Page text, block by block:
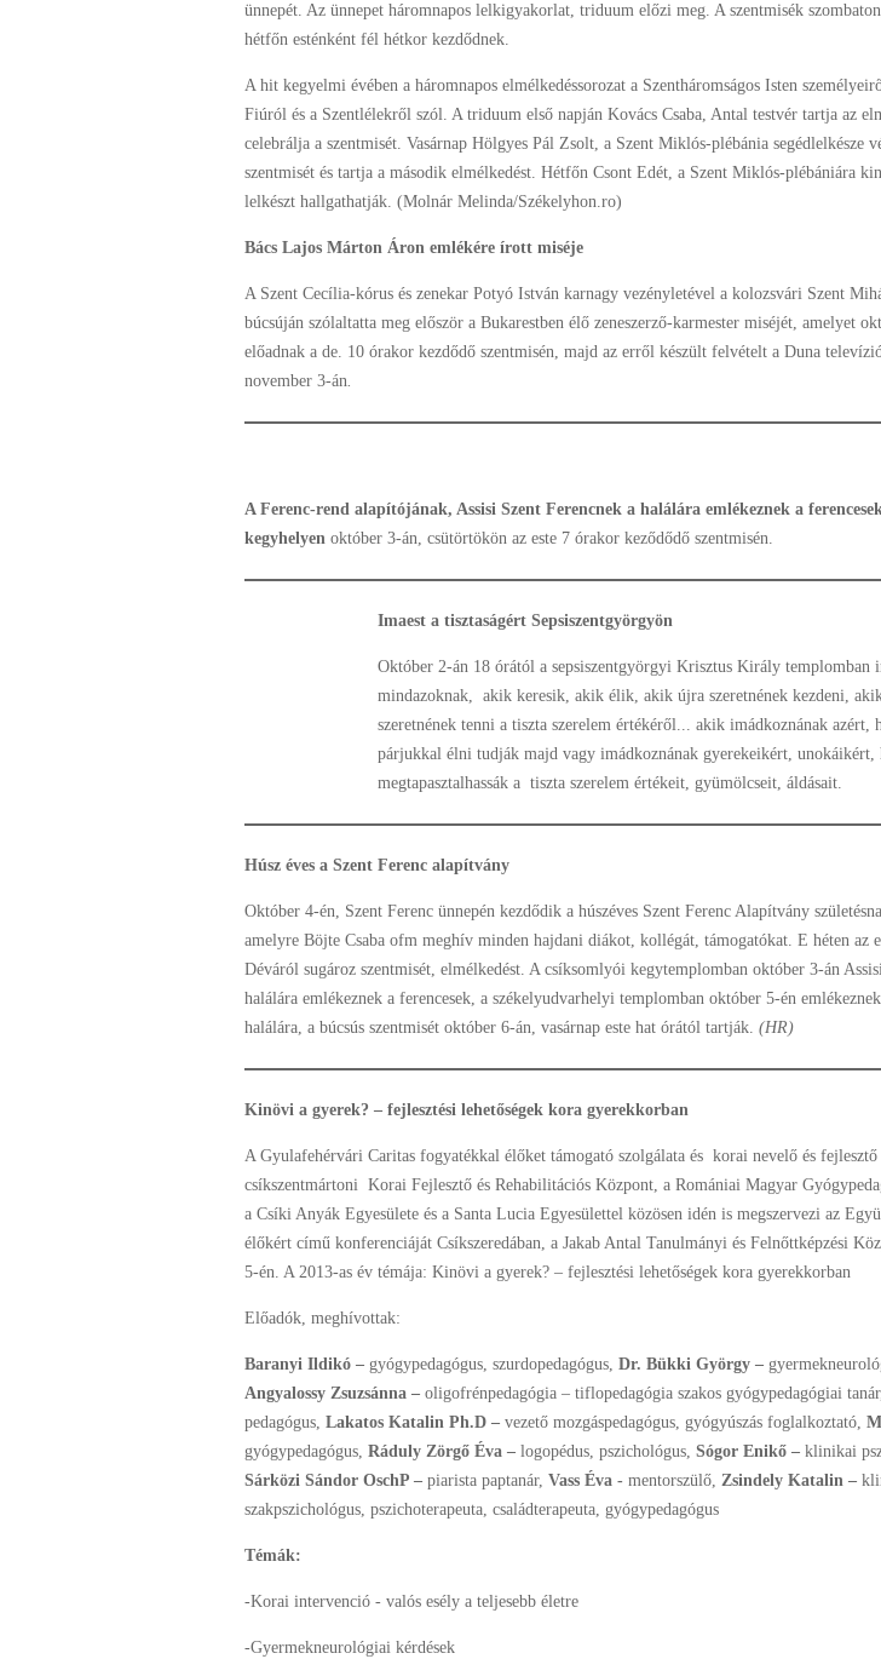
ünnepét. Az ünnepet háromnapos lelkigyakorlat, triduum előzi meg. A szentmisék
hétfőn esténként fél hétkor kezdődnek.
A hit kegyelmi évében a háromnapos elmélkedéssorozat a Szentháromságos Isten
Fiúról és a Szentlélekről szól. A triduum első napján Kovács Csaba, Antal testvér tartja az
celebrálja a szentmisét. Vasárnap Hölgyes Pál Zsolt, a Szent Miklós-plébánia segédlelkésze
szentmisét és tartja a második elmélkedést. Hétfőn Csont Edét, a Szent Miklós-plébániára
lelkészt hallgathatják. (Molnár Melinda/Székelyhon.ro)
Bács Lajos Márton Áron emlékére írott miséje
A Szent Cecília-kórus és zenekar Potyó István karnagy vezényletével a kolozsvári Szent
búcsúján szólaltatta meg először a Bukarestben élő zeneszerző-karmester miséjét, amelyet
előadnak a de. 10 órakor kezdődő szentmisén, majd az erről készült felvételt a Duna
november 3-án.
A Ferenc-rend alapítójának, Assisi Szent Ferencnek a halálára emlékeznek a
kegyhelyen október 3-án, csütörtökön az este 7 órakor keződődő szentmisén.
Imaest a tisztaságért Sepsiszentgyörgyön
Október 2-án 18 órától a sepsiszentgyörgyi Krisztus Király templomban
mindazoknak, akik keresik, akik élik, akik újra szeretnének kezdeni,
szeretnének tenni a tiszta szerelem értékéről... akik imádkoznának azért,
párjukkal élni tudják majd vagy imádkoznának gyerekeikért, unokáikért,
megtapasztalhassák a tiszta szerelem értékeit, gyümölcseit, áldásait.
Húsz éves a Szent Ferenc alapítvány
Október 4-én, Szent Ferenc ünnepén kezdődik a húszéves Szent Ferenc Alapítvány
amelyre Böjte Csaba ofm meghív minden hajdani diákot, kollégát, támogatókat. E héten az
Déváról sugároz szentmisét, elmélkedést. A csíksomlyói kegytemplomban október 3-án
halálára emlékeznek a ferencesek, a székelyudvarhelyi templomban október 5-én
halálára, a búcsús szentmisét október 6-án, vasárnap este hat órától tartják. (HR)
Kinövi a gyerek? – fejlesztési lehetőségek kora gyerekkorban
A Gyulafehérvári Caritas fogyatékkal élőket támogató szolgálata és korai nevelő és
csíkszentmártoni Korai Fejlesztő és Rehabilitációs Központ, a Romániai Magyar
a Csíki Anyák Egyesülete és a Santa Lucia Egyesülettel közösen idén is megszervezi az
élőkért című konferenciáját Csíkszeredában, a Jakab Antal Tanulmányi és Felnőttképzési
5-én. A 2013-as év témája: Kinövi a gyerek? – fejlesztési lehetőségek kora gyerekkorban
Előadók, meghívottak:
Baranyi Ildikó – gyógypedagógus, szurdopedagógus, Dr. Bükki György –
Angyalossy Zsuzsánna – oligofrénpedagógia – tiflopedagógia szakos gyógypedagógiai
pedagógus, Lakatos Katalin Ph.D – vezető mozgáspedagógus, gyógyúszás foglalkoztató,
gyógypedagógus, Ráduly Zörgő Éva – logopédus, pszichológus, Sógor Enikő – klinikai
Sárközi Sándor OschP – piarista paptanár, Vass Éva - mentorszülő, Zsindely Katalin –
szakpszichológus, pszichoterapeuta, családterapeuta, gyógypedagógus
Témák:
-Korai intervenció - valós esély a teljesebb életre
-Gyermekneurológiai kérdések